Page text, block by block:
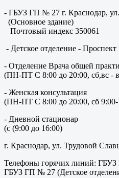
- ГБУЗ ГП № 27 г. Краснодар,
(Основное здание)
Почтовый индекс 350061
- Детское отделение -
- Отделение Врача общей
(ПН-ПТ С 8:00 до 20:00, сб,вс -
- Женская консультация
(ПН-ПТ С 8:00 до 20:00, сб 9:00-
- Дневной стационар
(с (9:00 до 16:00)
г. Краснодар, ул. Трудовой
Телефоны горячих линий:
ГБУЗ ГП № 27 (Детское